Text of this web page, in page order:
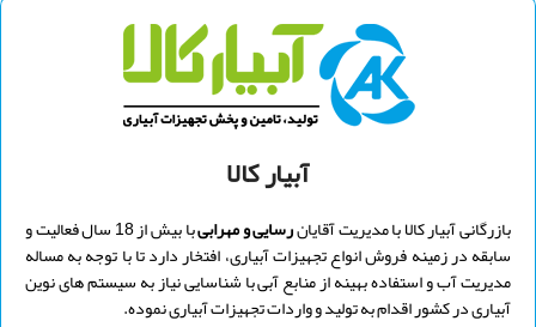
آبیار کالا
بازرگانی آبیار کالا با مدیریتآقایانرسایی ومهرابی با بیش از 18 سال فعالیت و
سابقه در زمینه فروش انواع تجهیزات آبیاری، افتخار دارد تا با توجه به مساله
مدیریت آب و استفاده بهینه از منابع آبی با شناسایی نیاز به سیستم های نوین
آبیاری در کشور اقدام به تولید و واردات تجهیزات آبیاری نموده.